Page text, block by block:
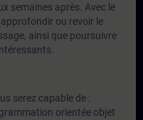
semaines après. Avec le
ou revoir le
ainsi que poursuivre
serez capable de :
orientée objet